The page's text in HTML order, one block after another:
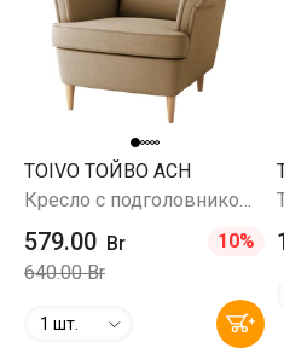
TOIVO ТОЙВО ACH
579.00 Br
10%
640.00 Br
1 шт.